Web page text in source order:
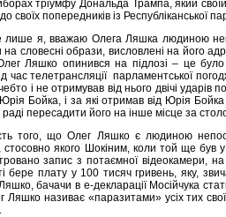
тріумфу Дональда Трампа, який
попередників із Республіканської
я, вважаю Олега Ляшка людиною
словесні образи, висловлені на його
Ляшко опинився на підлозі – це
час телетрансляції парламентської
і не отримував від нього двічі
Бойка, і за які отримав від Юрія
пересадити його на інше місце за
того, що Олег Ляшко є людиною
стосовно якого Шокіним, коли той ще був
запис з потаємної відеокамери,
бере плату у 100 тисяч гривень, яку,
бачачи в е-декларації Мосійчука
називає «паразитами» усіх тих